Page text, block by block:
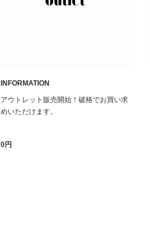
INFORMATION
アウトレット販売開始！破格でお買い求
めいただけます。
0円